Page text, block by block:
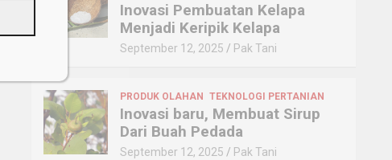
Inovasi Pembuatan Kelapa
Menjadi Keripik Kelapa
September 12, 2025 Pak Tani
PRODUK OLAHAN TEKNOLOGI PERTANIAN
Inovasi baru, Membuat Sirup
Dari Buah Pedada
September 12, 2025 Pak Tani